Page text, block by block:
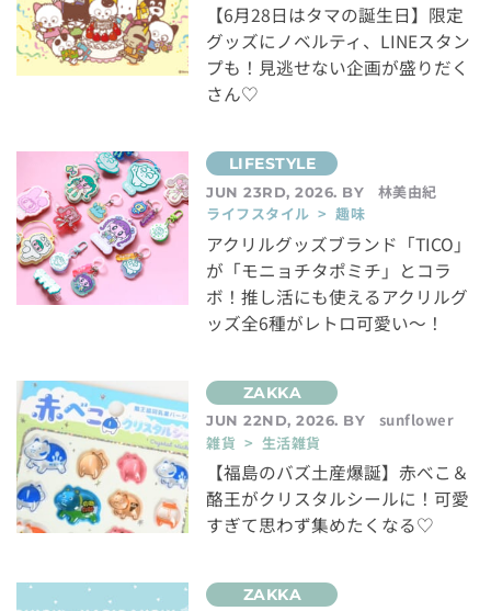
【6月28日はタマの誕生日】限定
グッズにノベルティ、LINEスタン
プも！見逃せない企画が盛りだく
さん♡
JUN 23RD, 2026. BY
林美由紀
ライフスタイル > 趣味
アクリルグッズブランド「TICO」
が「モニョチタポミチ」とコラ
ボ！推し活にも使えるアクリルグ
ッズ全6種がレトロ可愛い～！
JUN 22ND, 2026. BY
sunflower
雑貨 > 生活雑貨
【福島のバズ土産爆誕】赤べこ＆
酪王がクリスタルシールに！可愛
すぎて思わず集めたくなる♡